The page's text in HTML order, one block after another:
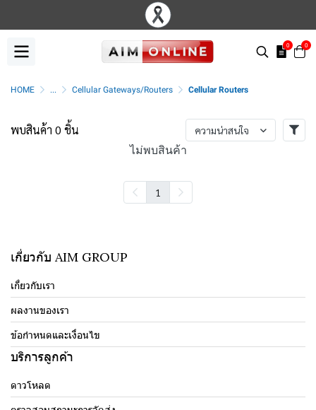
0 0
HOME ... Cellular Gateways/Routers Cellular Routers
พบสินค้า 0 ชิ้น ความน่าสนใจ
ไม่พบสินค้า
1
เกี่ยวกับ AIM GROUP
เกี่ยวกับเรา
ผลงานของเรา
ข้อกำหนดและเงื่อนไข
บริการลูกค้า
ดาวโหลด